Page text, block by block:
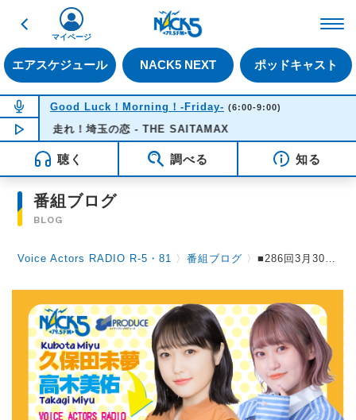
戻る
エアスケジュール NACK5 NEXT ポッドキャスト
マイページ
NOW ON AIR
Good Luck！Morning！-Friday- (6:00-9:00)
NOW PLAYING07:20
走れ！埼玉の恋 - THE SAITAMAX
聴く 調べる 知る
番組ブログ
BLOG
Voice Actors RADIO R-5・81 〉番組ブログ 〉■286回3月30日（日）放送。●リクエストSP「春に聴きたい“energy”ソング」の選曲です。